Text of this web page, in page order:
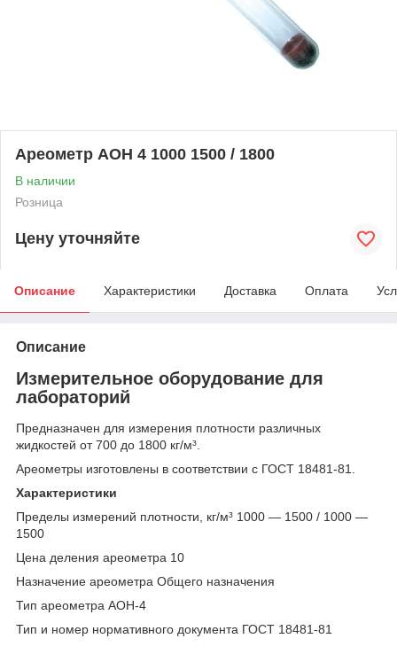
Ареометр АОН 4 1000 1500 / 1800
В наличии
Розница
Цену уточняйте
Описание Характеристики Доставка Оплата
Описание
Измерительное оборудование для
лабораторий
Предназначен для измерения плотности различных
жидкостей от 700 до 1800 кг/м³.
Ареометры изготовлены в соответствии с ГОСТ 18481-81.
Характеристики
Пределы измерений плотности, кг/м³ 1000 — 1500 / 1000 —
1500
Цена деления ареометра 10
Назначение ареометра Общего назначения
Тип ареометра АОН-4
Тип и номер нормативного документа ГОСТ 18481-81